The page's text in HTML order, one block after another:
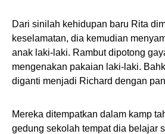
Dari sinilah kehidupan baru Rita
keselamatan, dia kemudian
anak laki-laki. Rambut dipotong
mengenakan pakaian laki-laki.
diganti menjadi Richard dengan
Mereka ditempatkan dalam kamp
gedung sekolah tempat dia belajar